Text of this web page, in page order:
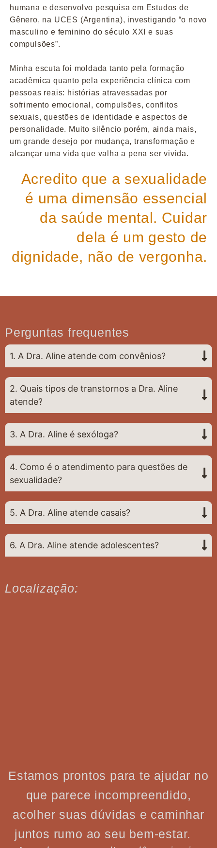
humana e desenvolvo pesquisa em Estudos de
Gênero, na UCES (Argentina), investigando “o novo
masculino e feminino do século XXI e suas
compulsões”.
Minha escuta foi moldada tanto pela formação
acadêmica quanto pela experiência clínica com
pessoas reais: histórias atravessadas por
sofrimento emocional, compulsões, conflitos
sexuais, questões de identidade e aspectos de
personalidade. Muito silêncio porém, ainda mais,
um grande desejo por mudança, transformação e
alcançar uma vida que valha a pena ser vivida.
Acredito que a sexualidade
é uma dimensão essencial
da saúde mental. Cuidar
dela é um gesto de
dignidade, não de vergonha.
Perguntas frequentes
1. A Dra. Aline atende com convênios?
2. Quais tipos de transtornos a Dra. Aline
atende?
3. A Dra. Aline é sexóloga?
4. Como é o atendimento para questões de
sexualidade?
5. A Dra. Aline atende casais?
6. A Dra. Aline atende adolescentes?
Localização:
Estamos prontos para te ajudar no
que parece incompreendido,
acolher suas dúvidas e caminhar
juntos rumo ao seu bem-estar.